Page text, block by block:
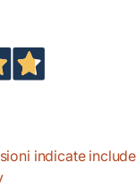
indicate